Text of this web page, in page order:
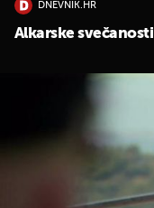
DNEVNIK.HR
Alkarske svečanosti